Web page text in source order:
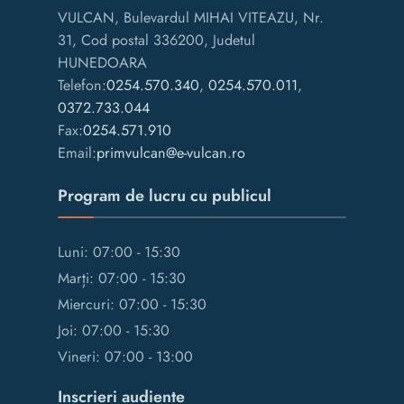
VULCAN, Bulevardul MIHAI VITEAZU, Nr.
31, Cod postal 336200, Judetul
HUNEDOARA
Telefon:0254.570.340, 0254.570.011,
0372.733.044
Fax:0254.571.910
Email:primvulcan@e-vulcan.ro
Program de lucru cu publicul
Luni: 07:00 - 15:30
Marți: 07:00 - 15:30
Miercuri: 07:00 - 15:30
Joi: 07:00 - 15:30
Vineri: 07:00 - 13:00
Inscrieri audiente